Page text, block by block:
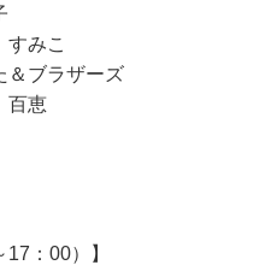
みこ
ブラザーズ
恵
：00）】